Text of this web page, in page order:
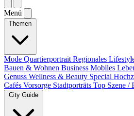
Menü
Themen
Mode Quartierportrait Regionales
Bauen & Wohnen Business Mobiles
Genuss Wellness & Beauty Special
Cafés Vorsorge Stadtporträts Top Szene /
City Guide